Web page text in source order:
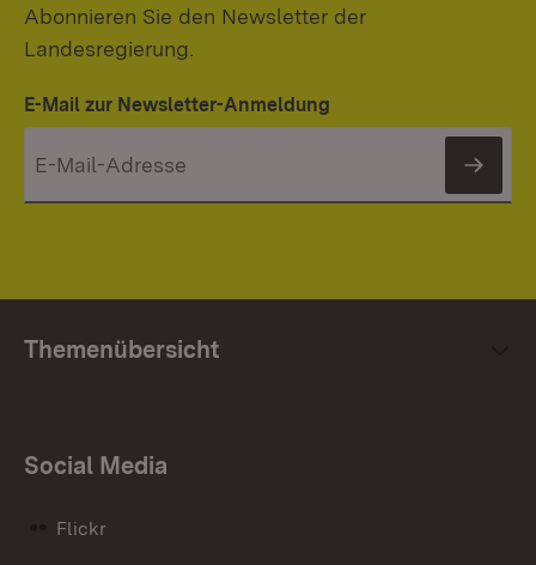
Abonnieren Sie den Newsletter der
Landesregierung.
E-Mail zur Newsletter-Anmeldung
Themenübersicht
Social Media
Flickr